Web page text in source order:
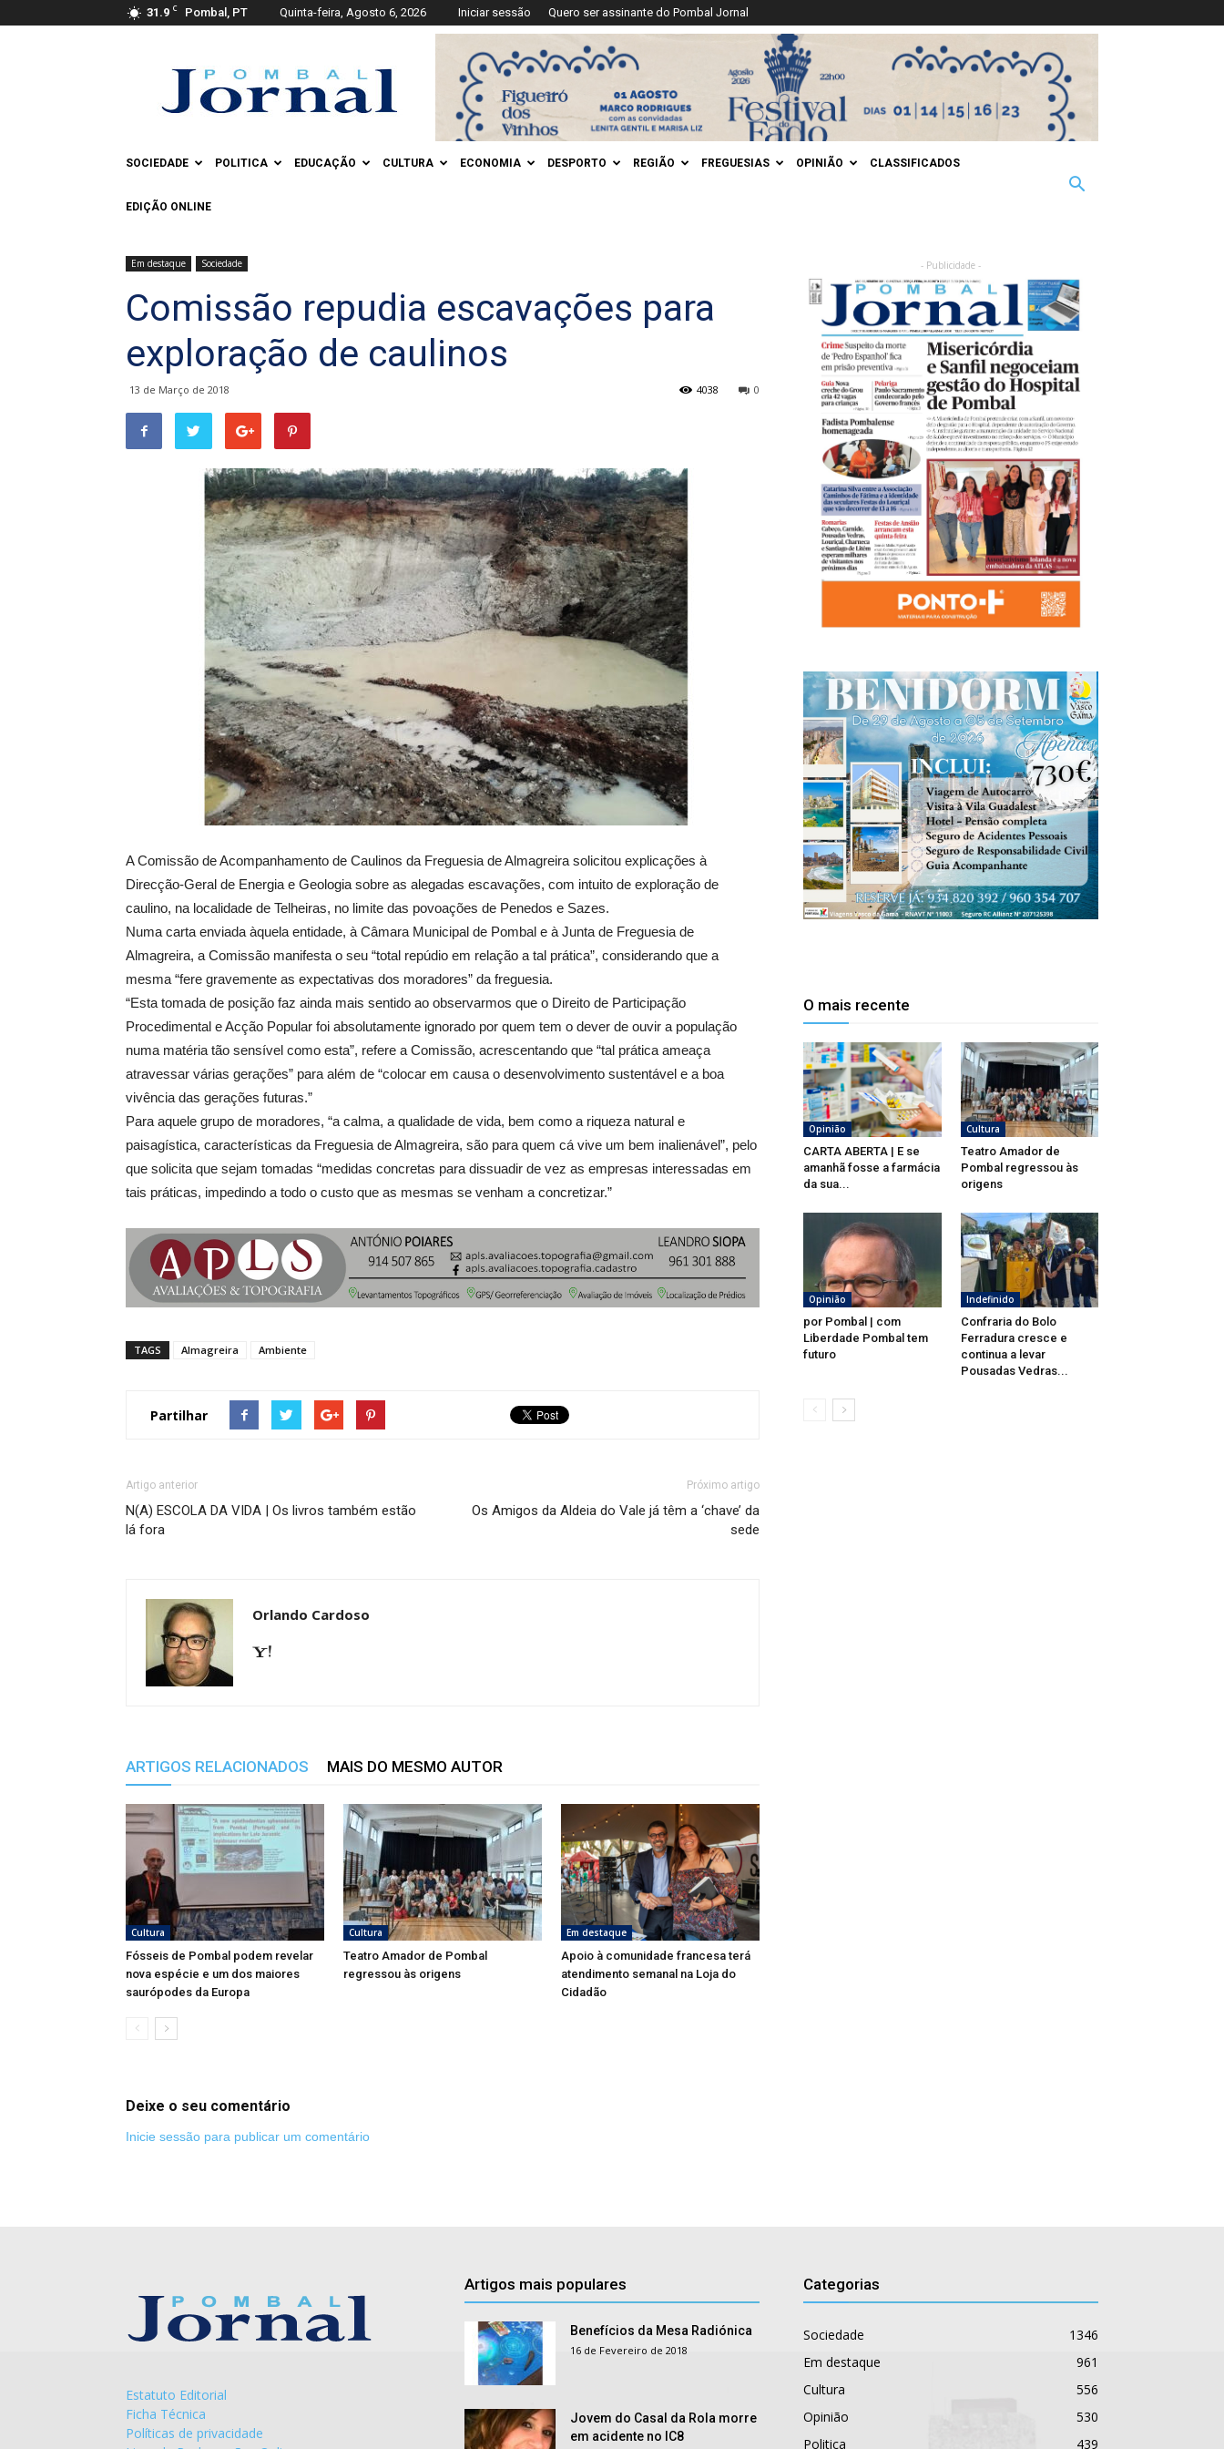
31.9 C Pombal, PT Quinta-feira, Agosto 6, 2026 Iniciar sessão Quero ser assinante do Pombal Jornal
Jornal
SOCIEDADE POLITICA EDUCAÇÃO CULTURA ECONOMIA DESPORTO REGIÃO FREGUESIAS OPINIÃO CLASSIFICADOS
EDIÇÃO ONLINE
Em destaque Sociedade
Comissão repudia escavações para
exploração de caulinos
13 de Março de 2018 0
4038
A Comissão de Acompanhamento de Caulinos da Freguesia de Almagreira solicitou explicações à
Direcção-Geral de Energia e Geologia sobre as alegadas escavações, com intuito de exploração de
caulino, na localidade de Telheiras, no limite das povoações de Penedos e Sazes.
Numa carta enviada àquela entidade, à Câmara Municipal de Pombal e à Junta de Freguesia de
Almagreira, a Comissão manifesta o seu “total repúdio em relação a tal prática”, considerando que a
mesma “fere gravemente as expectativas dos moradores” da freguesia.
“Esta tomada de posição faz ainda mais sentido ao observarmos que o Direito de Participação
Procedimental e Acção Popular foi absolutamente ignorado por quem tem o dever de ouvir a população
numa matéria tão sensível como esta”, refere a Comissão, acrescentando que “tal prática ameaça
atravessar várias gerações” para além de “colocar em causa o desenvolvimento sustentável e a boa
vivência das gerações futuras.”
Para aquele grupo de moradores, “a calma, a qualidade de vida, bem como a riqueza natural e
paisagística, características da Freguesia de Almagreira, são para quem cá vive um bem inalienável”, pelo
que solicita que sejam tomadas “medidas concretas para dissuadir de vez as empresas interessadas em
tais práticas, impedindo a todo o custo que as mesmas se venham a concretizar.”
TAGS Almagreira Ambiente
Partilhar
Artigo anterior
N(A) ESCOLA DA VIDA | Os livros também estão
lá fora
Próximo artigo
Os Amigos da Aldeia do Vale já têm a ‘chave’ da
sede
Orlando Cardoso
ARTIGOS RELACIONADOS MAIS DO MESMO AUTOR
Cultura
Fósseis de Pombal podem revelar
nova espécie e um dos maiores
saurópodes da Europa
Cultura
Teatro Amador de Pombal
regressou às origens
Em destaque
Apoio à comunidade francesa terá
atendimento semanal na Loja do
Cidadão
Deixe o seu comentário
Inicie sessão para publicar um comentário
- Publicidade -
O mais recente
Opinião
CARTA ABERTA | E se
amanhã fosse a farmácia
da sua...
Cultura
Teatro Amador de
Pombal regressou às
origens
Opinião
por Pombal | com
Liberdade Pombal tem
futuro
Indefinido
Confraria do Bolo
Ferradura cresce e
continua a levar
Pousadas Vedras...
Estatuto Editorial
Ficha Técnica
Políticas de privacidade
Artigos mais populares
Benefícios da Mesa Radiónica
16 de Fevereiro de 2018
Jovem do Casal da Rola morre
em acidente no IC8
Categorias
Sociedade
1346
Em destaque
961
Cultura
556
Opinião
530
Politica
439